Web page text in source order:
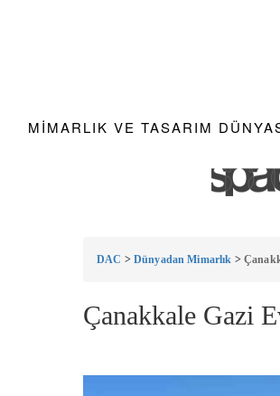
MIMARLIK VE TASARIM
DAC > Dünyadan Mimarlık >
Çanakkale Gazi